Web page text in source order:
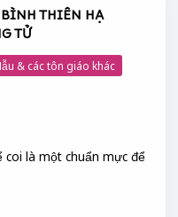
THIÊN HẠ
TỬ
& các tôn giáo khác
coi là một chuẩn mực để